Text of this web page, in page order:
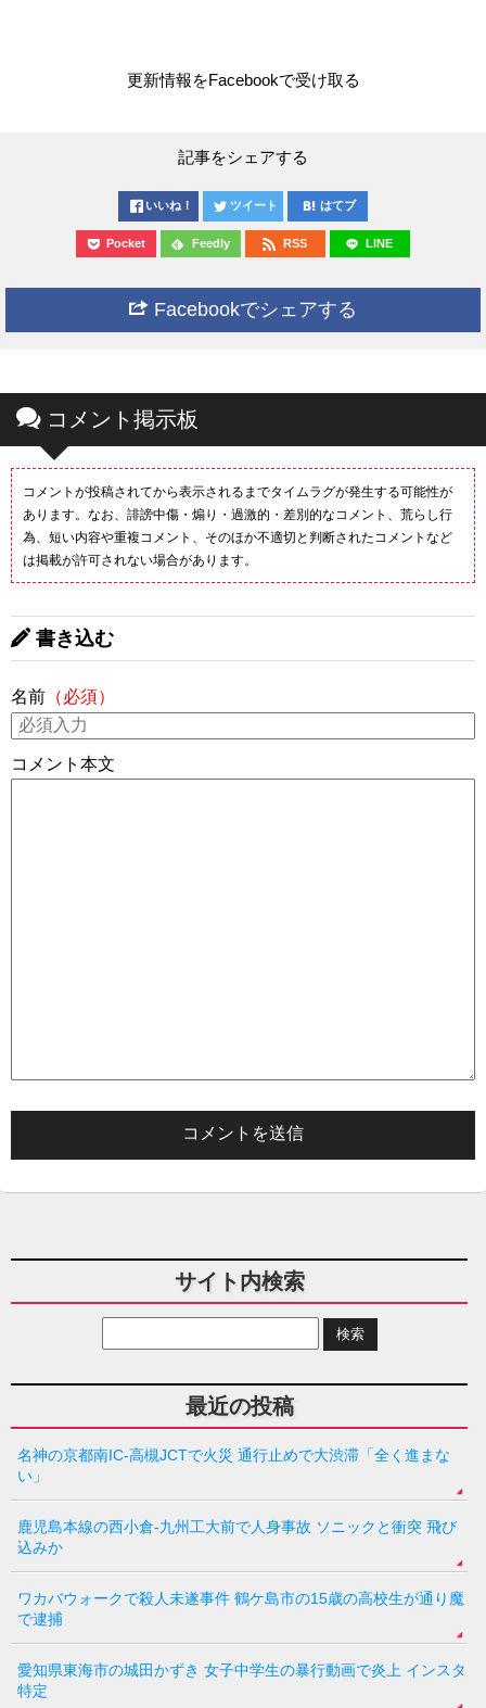
更新情報をFacebookで受け取る
記事をシェアする
いいね！ ツイート はてブ
Pocket Feedly RSS LINE
Facebookでシェアする
コメント掲示板
コメントが投稿されてから表示されるまでタイムラグが発生する可能性が
あります。なお、誹謗中傷・煽り・過激的・差別的なコメント、荒らし行
為、短い内容や重複コメント、そのほか不適切と判断されたコメントなど
は掲載が許可されない場合があります。
書き込む
名前 （必須）
コメント本文
サイト内検索
最近の投稿
名神の京都南IC-高槻JCTで火災 通行止めで大渋滞「全く進まな
い」
鹿児島本線の西小倉-九州工大前で人身事故 ソニックと衝突 飛び
込みか
ワカバウォークで殺人未遂事件 鶴ケ島市の15歳の高校生が通り魔
で逮捕
愛知県東海市の城田かずき 女子中学生の暴行動画で炎上 インスタ
特定